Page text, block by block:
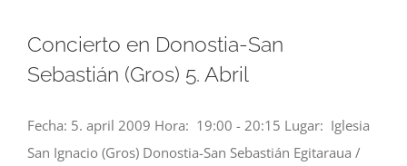
Concierto en Donostia-San
Sebastián (Gros) 5. Abril
Fecha: 5. april 2009 Hora: 19:00 - 20:15 Lugar: Iglesia
San Ignacio (Gros) Donostia-San Sebastián Egitaraua /